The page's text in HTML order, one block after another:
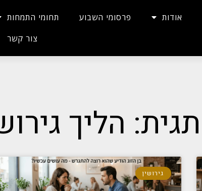
אודות פרסומי השבוע תחומי התמחות
צור קשר
תגית: הליך
גירושין